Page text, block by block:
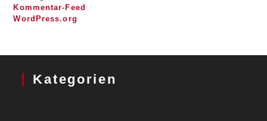
Kommentar-Feed
WordPress.org
Kategorien